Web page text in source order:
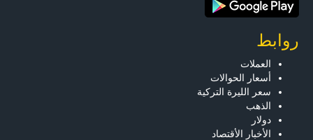
روابط
العملات
أسعار الحوالات
سعر الليرة التركية
الذهب
دولار
الأخبار الأقتصاد